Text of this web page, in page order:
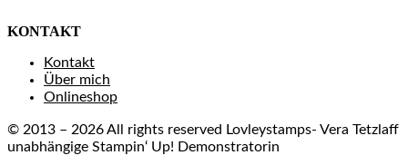
KONTAKT
Kontakt
Über mich
Onlineshop
© 2013 – 2026 All rights reserved Lovleystamps- Vera Tetzlaff
unabhängige Stampin‘ Up! Demonstratorin